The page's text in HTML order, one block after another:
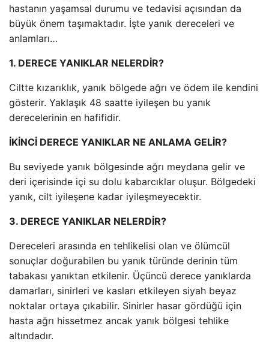
hastanın yaşamsal durumu ve tedavisi açısından da
büyük önem taşımaktadır. İşte yanık dereceleri ve
anlamları…
1. DERECE YANIKLAR NELERDİR?
Ciltte kızarıklık, yanık bölgede ağrı ve ödem ile kendini
gösterir. Yaklaşık 48 saatte iyileşen bu yanık
derecelerinin en hafifidir.
İKİNCİ DERECE YANIKLAR NE ANLAMA GELİR?
Bu seviyede yanık bölgesinde ağrı meydana gelir ve
deri içerisinde içi su dolu kabarcıklar oluşur. Bölgedeki
yanık, cilt iyileşene kadar iyileşmeyecektir.
3. DERECE YANIKLAR NELERDİR?
Dereceleri arasında en tehlikelisi olan ve ölümcül
sonuçlar doğurabilen bu yanık türünde derinin tüm
tabakası yanıktan etkilenir. Üçüncü derece yanıklarda
damarları, sinirleri ve kasları etkileyen siyah beyaz
noktalar ortaya çıkabilir. Sinirler hasar gördüğü için
hasta ağrı hissetmez ancak yanık bölgesi tehlike
altındadır.